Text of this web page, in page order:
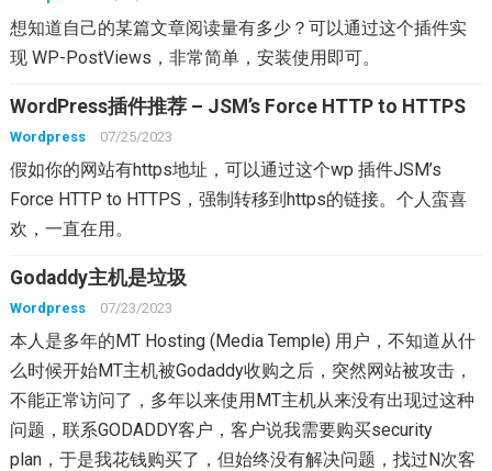
想知道自己的某篇文章阅读量有多少？可以通过这个插件实
现 WP-PostViews，非常简单，安装使用即可。
WordPress插件推荐 – JSM’s Force HTTP to HTTPS
Wordpress 07/25/2023
假如你的网站有https地址，可以通过这个wp 插件JSM’s
Force HTTP to HTTPS，强制转移到https的链接。个人蛮喜
欢，一直在用。
Godaddy主机是垃圾
Wordpress 07/23/2023
本人是多年的MT Hosting (Media Temple) 用户，不知道从什
么时候开始MT主机被Godaddy收购之后，突然网站被攻击，
不能正常访问了，多年以来使用MT主机从来没有出现过这种
问题，联系GODADDY客户，客户说我需要购买security
plan，于是我花钱购买了，但始终没有解决问题，找过N次客